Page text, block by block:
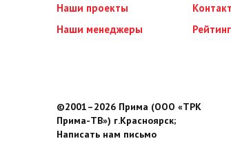
Наши проекты
Наши менеджеры
©2001–2026 Прима (ООО «ТРК
Прима-ТВ») г.Красноярск;
Написать нам письмо